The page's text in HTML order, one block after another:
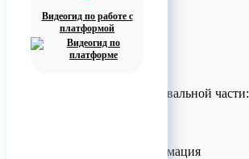
Видеогид по работе с
платформой
• 1.5 мм
• 2.0 мм
Длины:
• 8 мм
Длина трансгингивальной части:
Контактная информация